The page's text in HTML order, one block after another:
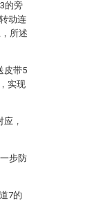
的旁
动连
所述
皮带5
实现
，
步防
7的